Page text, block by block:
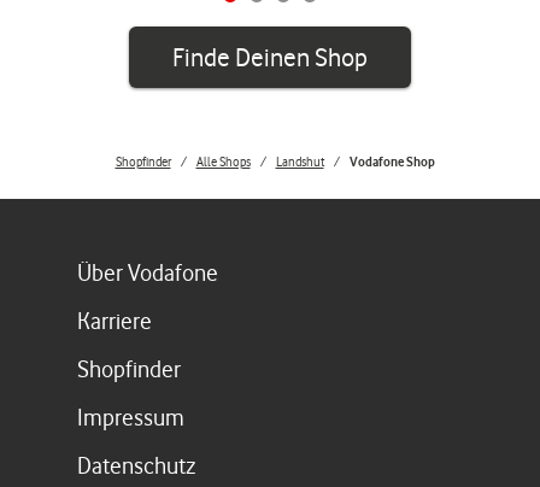
Finde Deinen Shop
Shopfinder Alle Shops Landshut Vodafone Shop
Über Vodafone
Karriere
ShopfinderLink öffnet in einem neuen Tab
Impressum
Datenschutz